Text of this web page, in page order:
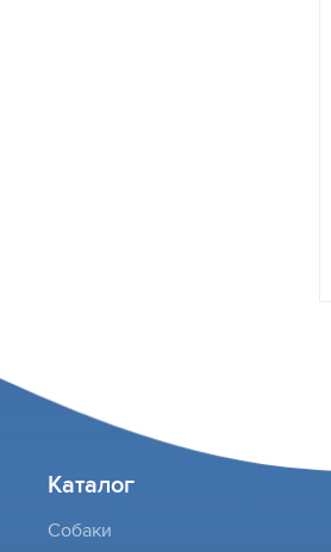
Каталог
Собаки